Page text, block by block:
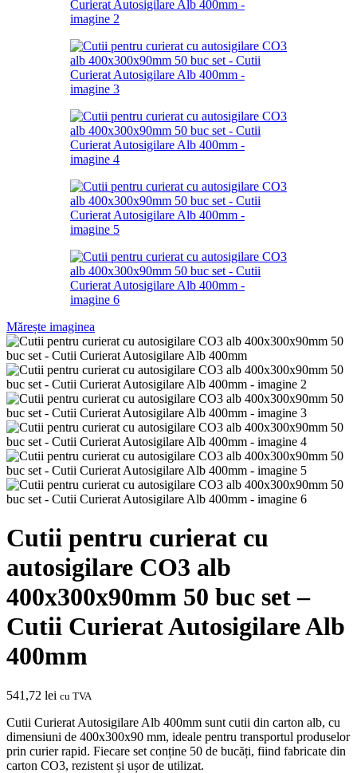
Mărește imaginea
Cutii pentru curierat cu
autosigilare CO3 alb
400x300x90mm 50 buc set –
Cutii Curierat Autosigilare Alb
400mm
541,72 lei cu TVA
Cutii Curierat Autosigilare Alb 400mm sunt cutii din carton alb, cu
dimensiuni de 400x300x90 mm, ideale pentru transportul produselor
prin curier rapid. Fiecare set conține 50 de bucăți, fiind fabricate din
carton CO3, rezistent și ușor de utilizat.